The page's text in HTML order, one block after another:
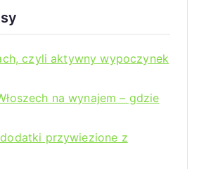
czyli aktywny wypoczynek
na wynajem – gdzie
przywiezione z